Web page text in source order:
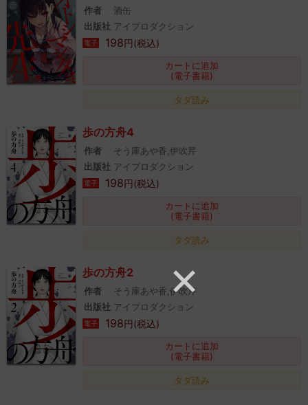
作者
酒缶
出版社 アイプロダクション
電子 198円(税込)
カートに追加
(電子書籍)
タダ読み
歩の方舟4
作者
そう庫あや香,伊吹芹
出版社 アイプロダクション
電子 198円(税込)
カートに追加
(電子書籍)
タダ読み
歩の方舟2
作者
そう庫あや香,伊吹芹
出版社 アイプロダクション
電子 198円(税込)
カートに追加
(電子書籍)
タダ読み